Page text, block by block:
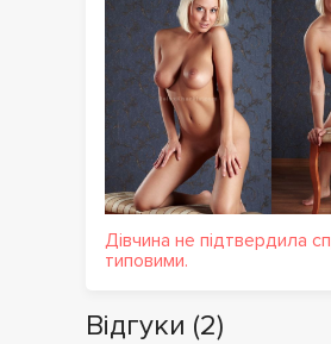
Дівчина не підтвердила
типовими.
Відгуки (2)